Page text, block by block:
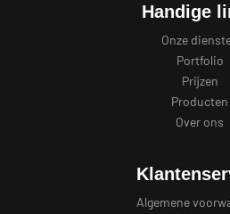
Handige
Onze
Portfolio
Prijzen
Producten
Over ons
Algemene